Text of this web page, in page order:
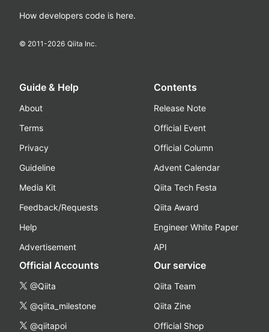
How developers code is here.
© 2011-2026 Qiita Inc.
Guide & Help
About
Terms
Privacy
Guideline
Media Kit
Feedback/Requests
Help
Advertisement
Contents
Release Note
Official Event
Official Column
Advent Calendar
Qiita Tech Festa
Qiita Award
Engineer White Paper
API
Official Accounts
@Qiita
@qiita_milestone
@qiitapoi
Our service
Qiita Team
Qiita Zine
Official Shop